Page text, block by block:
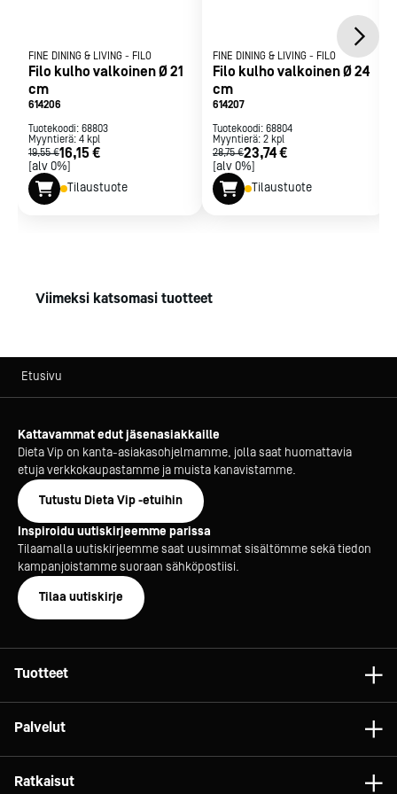
FINE DINING & LIVING - FILO
Filo kulho valkoinen Ø 21
cm
614206
Tuotekoodi: 68803
Myyntierä: 4 kpl
19,55 €16,15 €
[alv 0%]
Tilaustuote
FINE DINING & LIVING - FILO
Filo kulho valkoinen Ø 24
cm
614207
Tuotekoodi: 68804
Myyntierä: 2 kpl
28,75 €23,74 €
[alv 0%]
Tilaustuote
Viimeksi katsomasi tuotteet
Etusivu
Kattavammat edut jäsenasiakkaille
Dieta Vip on kanta-asiakasohjelmamme, jolla saat huomattavia
etuja verkkokaupastamme ja muista kanavistamme.
Tutustu Dieta Vip -etuihin
Inspiroidu uutiskirjeemme parissa
Tilaamalla uutiskirjeemme saat uusimmat sisältömme sekä tiedon
kampanjoistamme suoraan sähköpostiisi.
Tilaa uutiskirje
Tuotteet
Tarvikkeet
Palvelut
Konsultointi
Ratkaisut